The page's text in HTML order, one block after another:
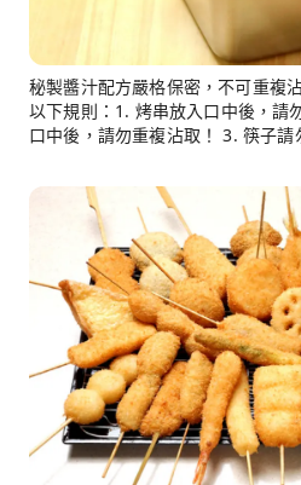
秘製醬汁配方嚴格保密，不可重複
以下規則：1. 烤串放入口中後，請
口中後，請勿重複沾取！ 3. 筷子請